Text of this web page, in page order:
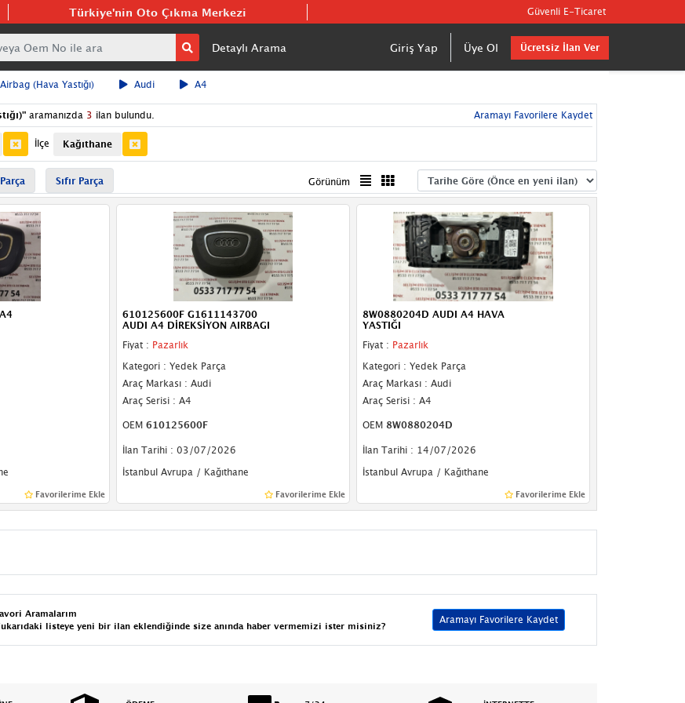
Türkiye'nin Oto Çıkma Merkezi Güvenli E-Ticaret
Detaylı Arama Giriş Yap Üye Ol Ücretsiz İlan Ver
Airbag (Hava Yastığı) Audi A4
" aramanızda 3 ilan bulundu. Aramayı Favorilere Kaydet
İlçe Kağıthane
Sıfır Parça Görünüm
Favorilerime Ekle
610125600F G1611143700
AUDI A4 DİREKSİYON AIRBAGI
Fiyat : Pazarlık
Kategori : Yedek Parça
Araç Markası : Audi
Araç Serisi : A4
OEM 610125600F
İlan Tarihi : 03/07/2026
İstanbul Avrupa / Kağıthane
Favorilerime Ekle
8W0880204D AUDI A4 HAVA
YASTIĞI
Fiyat : Pazarlık
Kategori : Yedek Parça
Araç Markası : Audi
Araç Serisi : A4
OEM 8W0880204D
İlan Tarihi : 14/07/2026
İstanbul Avrupa / Kağıthane
Favorilerime Ekle
Aramalarım
listeye yeni bir ilan eklendiğinde size anında haber vermemizi ister misiniz?
Aramayı Favorilere Kaydet